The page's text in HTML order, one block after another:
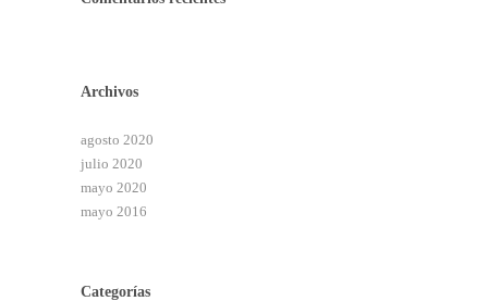
Archivos
agosto 2020
julio 2020
mayo 2020
mayo 2016
Categorías